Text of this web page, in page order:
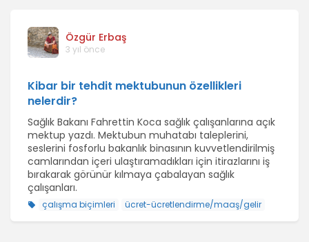
Özgür Erbaş
3 yıl önce
Kibar bir tehdit mektubunun özellikleri
nelerdir?
Sağlık Bakanı Fahrettin Koca sağlık çalışanlarına açık
mektup yazdı. Mektubun muhatabı taleplerini,
seslerini fosforlu bakanlık binasının kuvvetlendirilmiş
camlarından içeri ulaştıramadıkları için itirazlarını iş
bırakarak görünür kılmaya çabalayan sağlık
çalışanları.
çalışma biçimleri ücret-ücretlendirme/maaş/gelir